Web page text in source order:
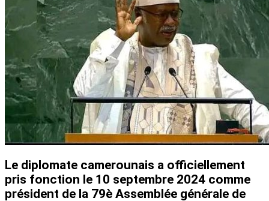
Le diplomate camerounais a officiellement
pris fonction le 10 septembre 2024 comme
président de la 79è Assemblée générale de